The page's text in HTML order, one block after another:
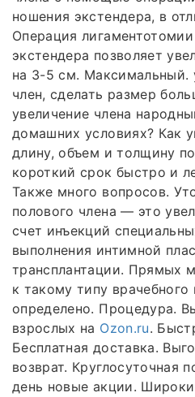
ношения экстендера, в
Операция
экстендера позволяет
на 3-5 см. Максимальный.
член, сделать размер
увеличение члена
домашних условиях? Как
длину, объем и толщину
короткий срок быстро и
Также много вопросов.
полового члена — это
счет инъекций
выполнения интимной
трансплантации. Прямых
к такому типу
определено. Процедура.
взрослых на Ozon.ru.
Бесплатная доставка.
возврат. Круглосуточная
день новые акции.